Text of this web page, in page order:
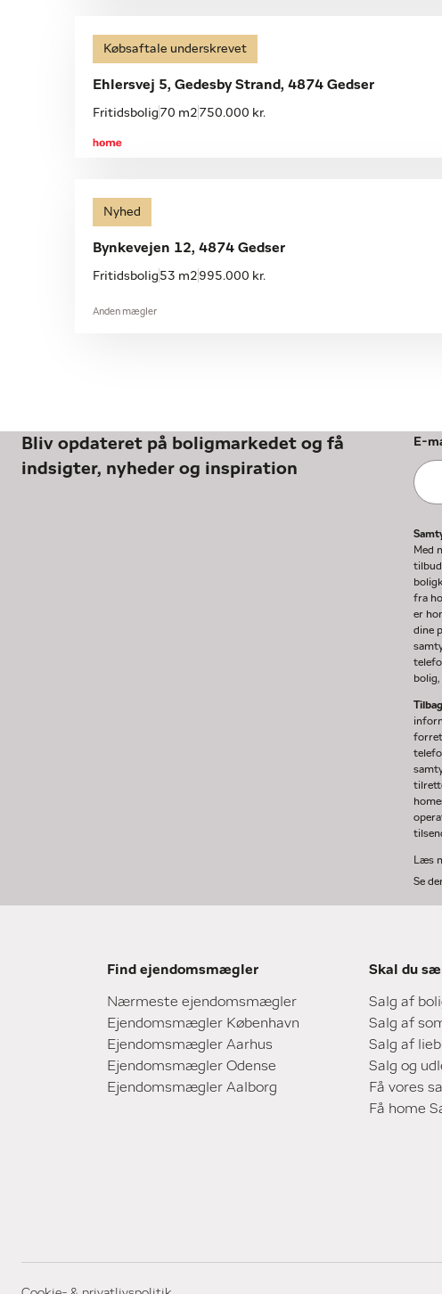
Købsaftale underskrevet
Ehlersvej 5, Gedesby Strand, 4874 Gedser
Fritidsbolig 70 m2 750.000 kr.
Nyhed
Bynkevejen 12, 4874 Gedser
Fritidsbolig 53 m2 995.000 kr.
Anden mægler
Bliv opdateret på boligmarkedet og få
indsigter, nyheder og inspiration
E-
Med
fra
er
dine
Læs
Se
Find ejendomsmægler
Nærmeste ejendomsmægler
Ejendomsmægler København
Ejendomsmægler Aarhus
Ejendomsmægler Odense
Ejendomsmægler Aalborg
Skal du
Salg af
Salg af
Salg af
Salg og
Få vores
Få home